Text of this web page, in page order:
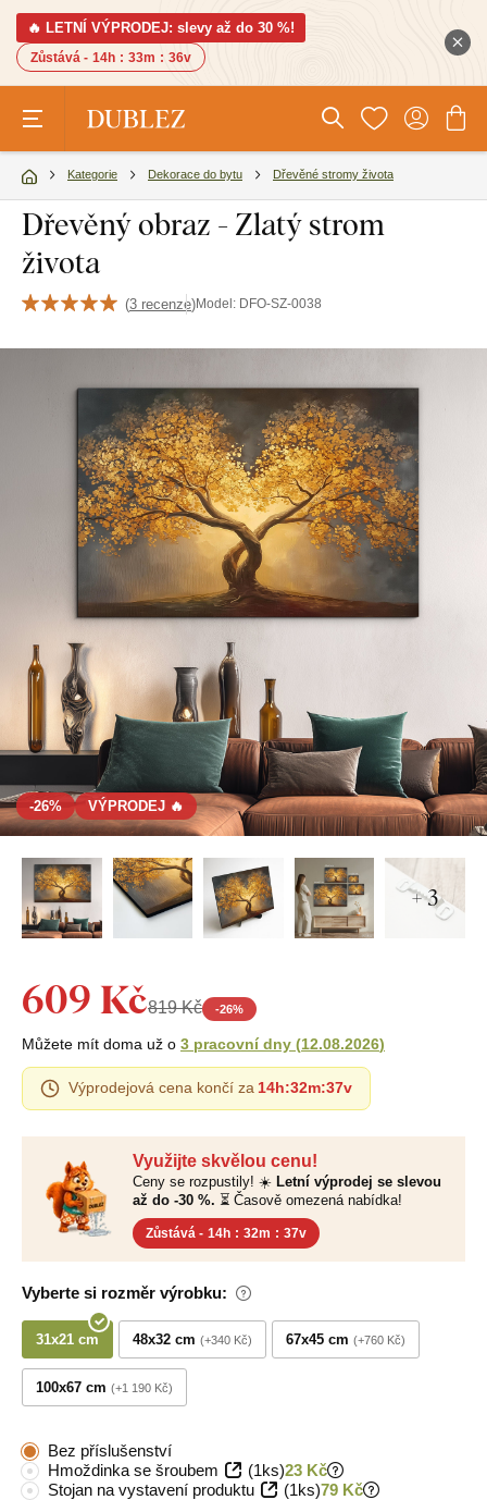
🔥 LETNÍ VÝPRODEJ: slevy až do 30 %!
Zůstává - 14h : 33m : 36v
Kategorie Dekorace do bytu Dřevěné stromy života
Dřevěný obraz - Zlatý strom
života
(3 recenze)Model: DFO-SZ-0038
-26% VÝPRODEJ 🔥
+ 3
Využijte skvělou cenu!
Ceny se rozpustily! ☀️ Letní výprodej se slevou
až do -30 %. ⏳ Časově omezená nabídka!
Zůstává - 14h : 32m : 36v
Vyberte si rozměr výrobku:
31x21 cm 48x32 cm +340 Kč 67x45 cm +760 Kč
100x67 cm +1 190 Kč
609 Kč819 Kč -26%
Můžete mít doma už o 3 pracovní dny (12.08.2026)
Výprodejová cena končí za 14h:32m:36v
Bez příslušenství
Hmoždinka se šroubem
(1ks)23 Kč
Stojan na vystavení produktu
(1ks)79 Kč